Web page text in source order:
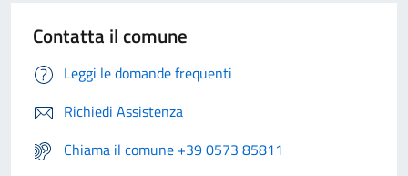
Contatta il comune
Leggi le domande frequenti
Richiedi Assistenza
Chiama il comune +39 0573 85811